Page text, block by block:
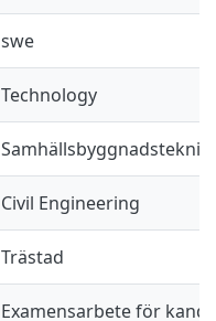
swe
Technology
Samhällsbyggnadsteknik
Civil Engineering
Trästad
Examensarbete för